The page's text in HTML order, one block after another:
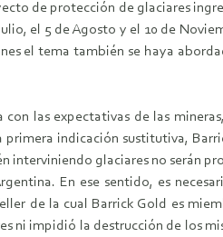
de protección de glaciares
el 5 de Agosto y el 10 de
el tema también se haya
las expectativas de las
primera indicación sustitutiva,
interviniendo glaciares no serán
En ese sentido, es
de la cual Barrick Gold es
ni impidió la destrucción de los